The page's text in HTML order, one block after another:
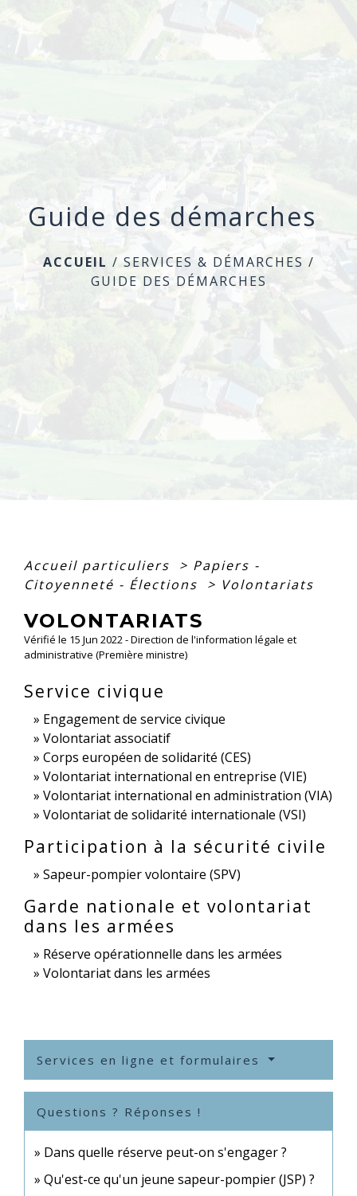
Guide des démarches
ACCUEIL / SERVICES & DÉMARCHES /
GUIDE DES DÉMARCHES
Accueil particuliers > Papiers -
Citoyenneté - Élections
> Volontariats
VOLONTARIATS
Vérifié le 15 Jun 2022 - Direction de l'information légale et
administrative (Première ministre)
Service civique
Engagement de service civique
Volontariat associatif
Corps européen de solidarité (CES)
Volontariat international en entreprise (VIE)
Volontariat international en administration (VIA)
Volontariat de solidarité internationale (VSI)
Participation à la sécurité civile
Sapeur-pompier volontaire (SPV)
Garde nationale et volontariat
dans les armées
Réserve opérationnelle dans les armées
Volontariat dans les armées
Services en ligne et formulaires
Questions ? Réponses !
Dans quelle réserve peut-on s'engager ?
Qu'est-ce qu'un jeune sapeur-pompier (JSP) ?